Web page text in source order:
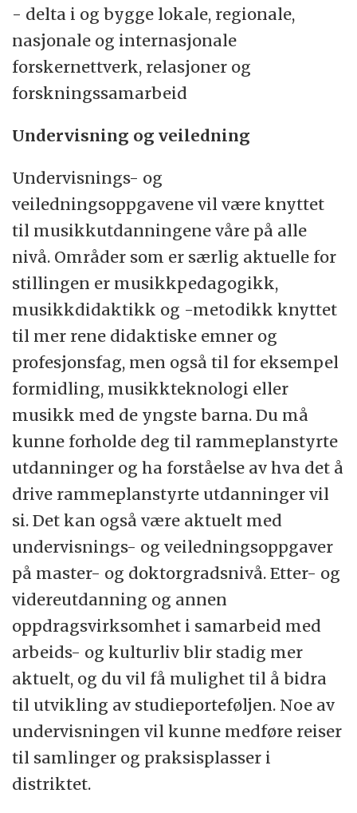
- delta i og bygge lokale, regionale,
nasjonale og internasjonale
forskernettverk, relasjoner og
forskningssamarbeid
Undervisning og veiledning
Undervisnings- og
veiledningsoppgavene vil være knyttet
til musikkutdanningene våre på alle
nivå. Områder som er særlig aktuelle for
stillingen er musikkpedagogikk,
musikkdidaktikk og -metodikk knyttet
til mer rene didaktiske emner og
profesjonsfag, men også til for eksempel
formidling, musikkteknologi eller
musikk med de yngste barna. Du må
kunne forholde deg til rammeplanstyrte
utdanninger og ha forståelse av hva det å
drive rammeplanstyrte utdanninger vil
si. Det kan også være aktuelt med
undervisnings- og veiledningsoppgaver
på master- og doktorgradsnivå. Etter- og
videreutdanning og annen
oppdragsvirksomhet i samarbeid med
arbeids- og kulturliv blir stadig mer
aktuelt, og du vil få mulighet til å bidra
til utvikling av studieporteføljen. Noe av
undervisningen vil kunne medføre reiser
til samlinger og praksisplasser i
distriktet.